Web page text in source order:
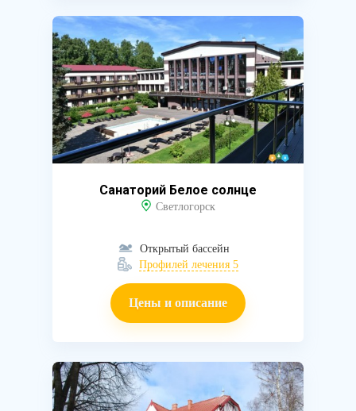
Санаторий Белое солнце
Светлогорск
Открытый бассейн
Профилей лечения 5
Цены и описание